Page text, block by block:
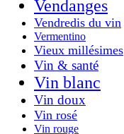
Vendanges
Vendredis du vin
Vermentino
Vieux millésimes
Vin & santé
Vin blanc
Vin doux
Vin rosé
Vin rouge